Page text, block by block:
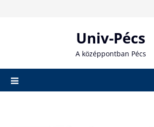
Univ-Pécs
A középpontban Pécs